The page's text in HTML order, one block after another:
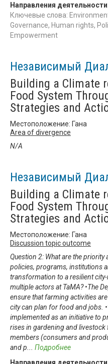
Направления
Ключевые слова:
Governance, Human rights,
Empowerment
Независимый
Building a Climate
Food System
Strategies and
Местоположение: Гана
Area of divergence
N/A
Независимый
Building a Climate
Food System
Strategies and
Местоположение: Гана
Discussion topic outcome
Question 2: What are the
policies, programs, institutions
transformation to a resilient
multiple actors at TaMA? •The
ensure that farming activities
city can plan for food and jobs.
implemented as an initiative to
rises in gardening and
members (consumers and
and p
Подробнее
Направления